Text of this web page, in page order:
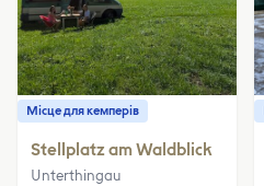
Місце для кемперів
Stellplatz am Waldblick
Unterthingau